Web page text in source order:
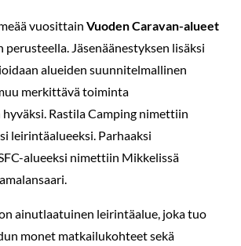
vuosittain Vuoden Caravan-alueet
perusteella. Jäsenäänestyksen lisäksi
alueiden suunnitelmallinen
merkittävä toiminta
Rastila Camping nimettiin
leirintäalueeksi. Parhaaksi
alueeksi nimettiin Mikkelissä
ainutlaatuinen leirintäalue, joka tuo
monet matkailukohteet sekä